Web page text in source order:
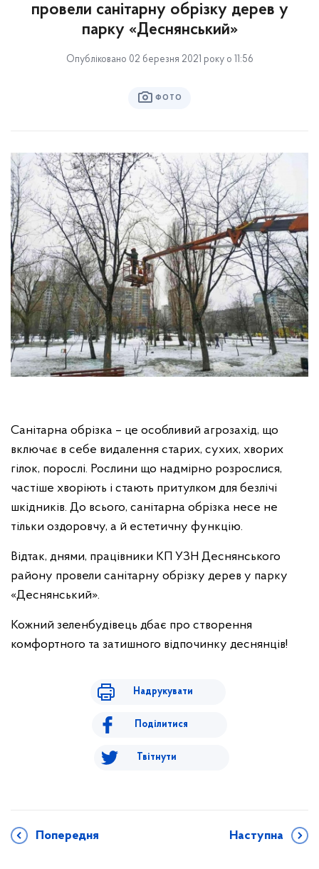
провели санітарну обрізку дерев у
парку «Деснянський»
Опубліковано 02 березня 2021 року о 11:56
ФОТО
Санітарна обрізка – це особливий агрозахід, що
включає в себе видалення старих, сухих, хворих
гілок, порослі. Рослини що надмірно розрослися,
частіше хворіють і стають притулком для безлічі
шкідників. До всього, санітарна обрізка несе не
тільки оздоровчу, а й естетичну функцію.
Відтак, днями, працівники КП УЗН Деснянського
району провели санітарну обрізку дерев у парку
«Деснянський».
Кожний зеленбудівець дбає про створення
комфортного та затишного відпочинку деснянців!
Надрукувати
Поділитися
Твітнути
Попередня Наступна